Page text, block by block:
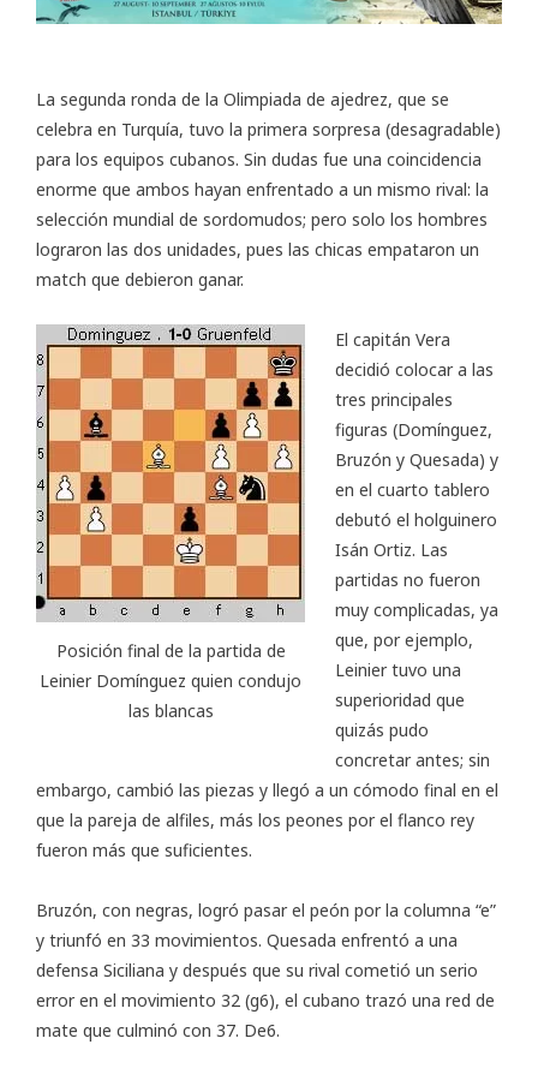
La segunda ronda de la Olimpiada de ajedrez, que se
celebra en Turquía, tuvo la primera sorpresa (desagradable)
para los equipos cubanos. Sin dudas fue una coincidencia
enorme que ambos hayan enfrentado a un mismo rival: la
selección mundial de sordomudos; pero solo los hombres
lograron las dos unidades, pues las chicas empataron un
match que debieron ganar.
Posición final de la partida de
Leinier Domínguez quien condujo
las blancas
El capitán Vera
decidió colocar a las
tres principales
figuras (Domínguez,
Bruzón y Quesada) y
en el cuarto tablero
debutó el holguinero
Isán Ortiz. Las
partidas no fueron
muy complicadas, ya
que, por ejemplo,
Leinier tuvo una
superioridad que
quizás pudo
concretar antes; sin
embargo, cambió las piezas y llegó a un cómodo final en el
que la pareja de alfiles, más los peones por el flanco rey
fueron más que suficientes.
Bruzón, con negras, logró pasar el peón por la columna “e”
y triunfó en 33 movimientos. Quesada enfrentó a una
defensa Siciliana y después que su rival cometió un serio
error en el movimiento 32 (g6), el cubano trazó una red de
mate que culminó con 37. De6.